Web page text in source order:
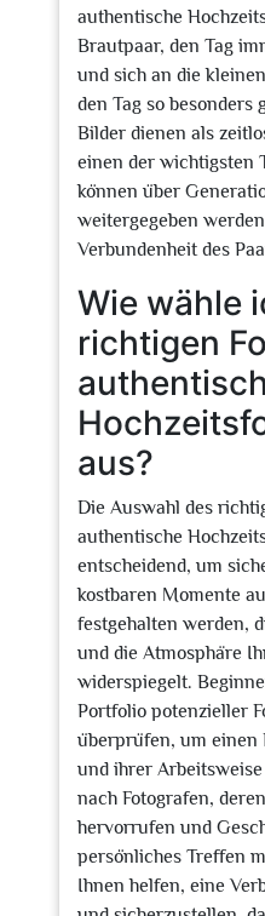
authentische
Brautpaar, den Tag
und sich an die
den Tag so besonders
Bilder dienen als
einen der wichtigsten
können über
weitergegeben
Verbundenheit des
Wie wähle
richtigen
aus?
Die Auswahl des
authentische
entscheidend, um
kostbaren Momente
festgehalten werden,
und die Atmosphäre
widerspiegelt.
Portfolio potenzieller
überprüfen, um einen
und ihrer
nach Fotografen,
hervorrufen und
persönliches Treffen
Ihnen helfen, eine